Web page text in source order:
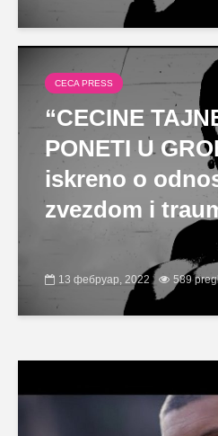
CECA PRESS
“CECINE
PONETI U
iskreno o
zvezdom i
13 фебруар, 2022 589